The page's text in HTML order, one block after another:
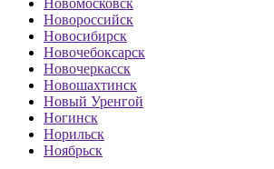
Новомосковск
Новороссийск
Новосибирск
Новочебоксарск
Новочеркасск
Новошахтинск
Новый Уренгой
Ногинск
Норильск
Ноябрьск